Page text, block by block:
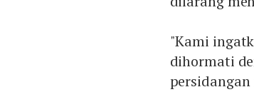
"Kami
dihormati